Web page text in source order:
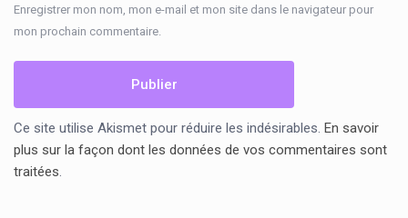
Enregistrer mon nom, mon e-mail et mon site dans le navigateur pour
mon prochain commentaire.
Ce site utilise Akismet pour réduire les indésirables.En savoir
plus sur la façon dont les données de vos commentaires sont
traitées.